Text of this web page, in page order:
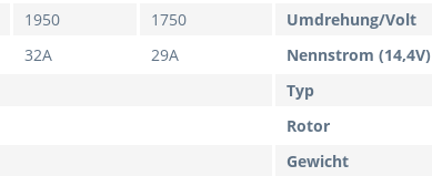
1950 1750
Umdrehung/Volt
32A 29A
Nennstrom (14,4V)
Typ
Rotor
Gewicht